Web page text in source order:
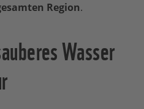
Region.
Wasser